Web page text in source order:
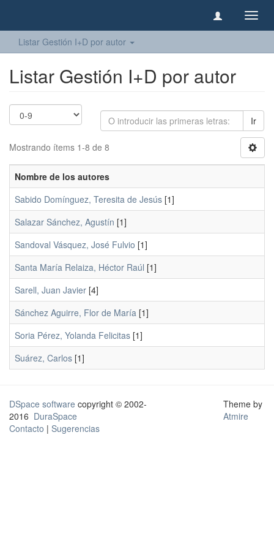
Listar Gestión I+D por autor
Listar Gestión I+D por autor
Ir
Mostrando ítems 1-8 de 8
Nombre de los autores
Sabido Domínguez, Teresita de Jesús [1]
Salazar Sánchez, Agustín [1]
Sandoval Vásquez, José Fulvio [1]
Santa María Relaiza, Héctor Raúl [1]
Sarell, Juan Javier [4]
Sánchez Aguirre, Flor de María [1]
Soria Pérez, Yolanda Felicitas [1]
Suárez, Carlos [1]
DSpace software copyright © 2002-
2016 DuraSpace
Contacto | Sugerencias
Theme by
Atmire